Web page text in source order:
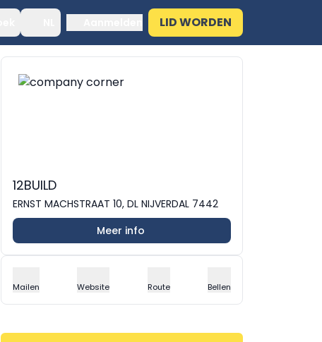
LID WORDEN
12BUILD
ERNST MACHSTRAAT 10, DL NIJVERDAL 7442
Meer info
Mailen Website Route Bellen